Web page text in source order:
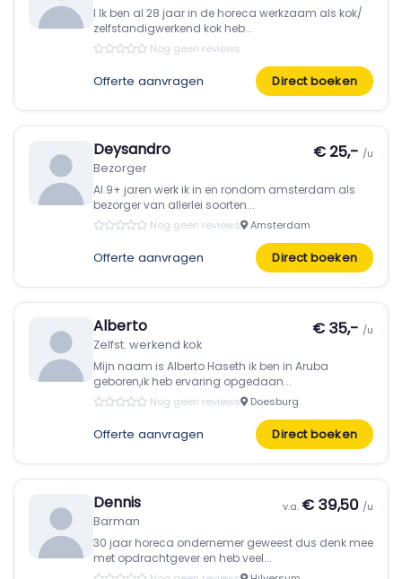
I Ik ben al 28 jaar in de horeca werkzaam als kok/
zelfstandigwerkend kok heb...
Nog geen reviews
Offerte aanvragen Direct boeken
Deysandro
Bezorger
€ 25,- /u
Al 9+ jaren werk ik in en rondom amsterdam als
bezorger van allerlei soorten...
Nog geen reviews Amsterdam
Offerte aanvragen Direct boeken
Alberto
Zelfst. werkend kok
€ 35,- /u
Mijn naam is Alberto Haseth ik ben in Aruba
geboren,ik heb ervaring opgedaan...
Nog geen reviews Doesburg
Offerte aanvragen Direct boeken
Dennis
Barman
v.a. € 39,50 /u
30 jaar horeca ondernemer geweest dus denk mee
met opdrachtgever en heb veel...